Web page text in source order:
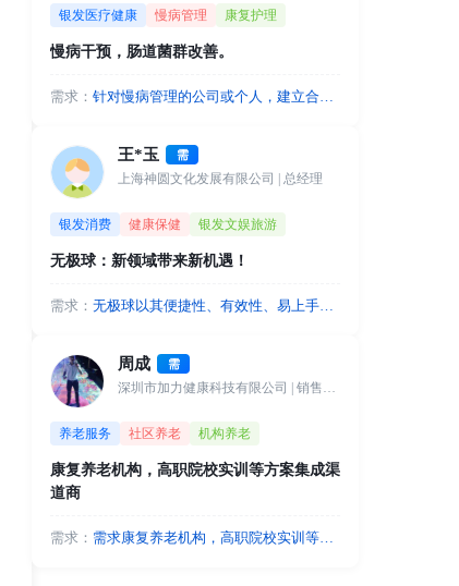
基地。我们可提供高毛利、高复购的滋
补产品，支持一件代发与完善的售后，
并能输出全套图文视频营销素材赋能渠
源互补，合作共赢。
银发医疗健康 慢病管理 康复护理
慢病干预，肠道菌群改善。
需求： 针对慢病管理的公司或个人，建立合
王*玉 需
上海神圆文化发展有限公司 | 总经理
银发消费 健康保健 银发文娱旅游
无极球：新领域带来新机遇！
需求： 无极球以其便捷性、有效性、易上手等
源”。已多次举办全国（线上）或省市级
（线下）比赛，是在传统健身基础上创
一定影响力。今年将举办上海市、江苏
省、山东省、江西省等省级线下比赛，
还将举办全国公开赛（线上线下），先
周成 需
深圳市加力健康科技有限公司 | 销售总监
养老服务 社区养老 机构养老
康复养老机构，高职院校实训等方案集成渠
道商
需求： 需求康复养老机构，高职院校实训等方